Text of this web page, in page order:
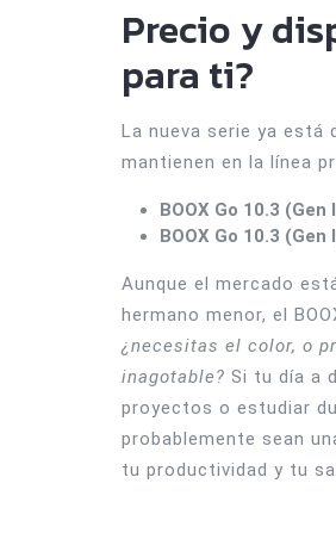
Precio y
para ti?
La nueva serie ya
mantienen en la línea
BOOX Go 10.3 (Gen
BOOX Go 10.3 (Gen
Aunque el mercado
hermano menor, el
¿necesitas el color, o
inagotable? Si tu día a
proyectos o estudiar
probablemente sean
tu productividad y tu